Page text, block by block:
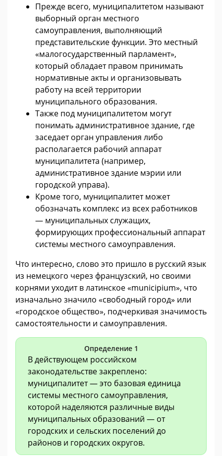
Прежде всего, муниципалитетом называют
выборный орган местного
самоуправления, выполняющий
представительские функции. Это местный
«малогосударственный парламент»,
который обладает правом принимать
нормативные акты и организовывать
работу на всей территории
муниципального образования.
Также под муниципалитетом могут
понимать административное здание, где
заседает орган управления либо
располагается рабочий аппарат
муниципалитета (например,
административное здание мэрии или
городской управа).
Кроме того, муниципалитет может
обозначать комплекс из всех работников
— муниципальных служащих,
формирующих профессиональный аппарат
системы местного самоуправления.
Что интересно, слово это пришло в русский язык
из немецкого через французский, но своими
корнями уходит в латинское «municipium», что
изначально значило «свободный город» или
«городское общество», подчеркивая значимость
самостоятельности и самоуправления.
Определение 1
В действующем российском
законодательстве закреплено:
муниципалитет — это базовая единица
системы местного самоуправления,
которой наделяются различные виды
муниципальных образований — от
городских и сельских поселений до
районов и городских округов.